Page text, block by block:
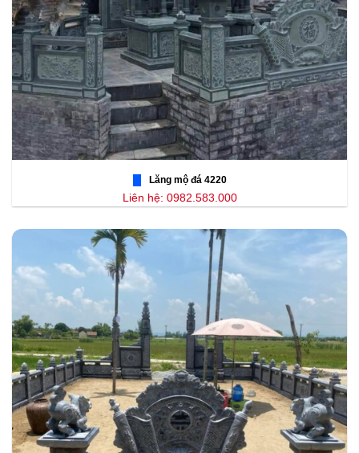
Lăng mộ đá 4220
Liên hệ: 0982.583.000